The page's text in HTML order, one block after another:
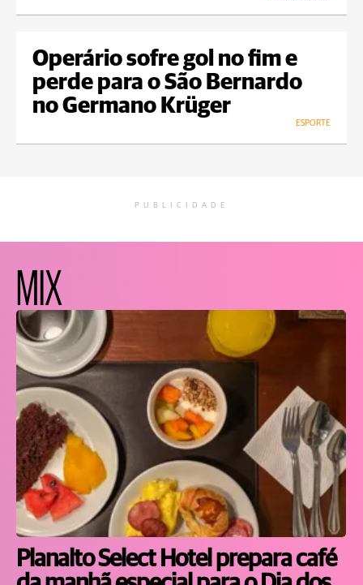
Operário sofre gol no fim e
perde para o São Bernardo
no Germano Krüger
ESPORTE
PUBLICIDADE
MIX
Planalto Select Hotel prepara café